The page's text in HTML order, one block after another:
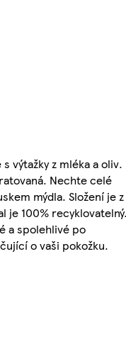
výtažky z mléka a oliv.
Nechte celé
mýdla. Složení je z
je 100%
a spolehlivé po
o vaši pokožku.